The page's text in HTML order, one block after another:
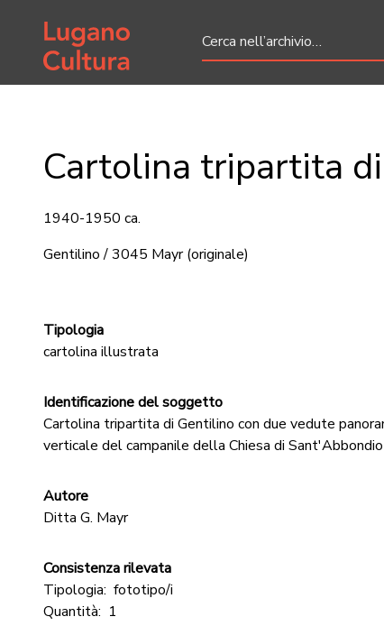
Home page
Cartolina tripartita
1940-1950 ca.
Gentilino / 3045 Mayr (originale)
Tipologia
cartolina illustrata
Identificazione del soggetto
Cartolina tripartita di Gentilino con due vedute
verticale del campanile della Chiesa di Sant'Abbondio
Autore
Ditta G. Mayr
Consistenza rilevata
Tipologia: fototipo/i
Quantità: 1